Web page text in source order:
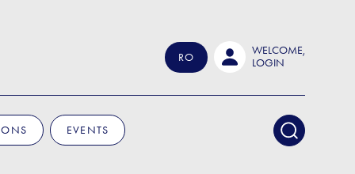
RO
WELCOME,
LOGIN
EVENTS